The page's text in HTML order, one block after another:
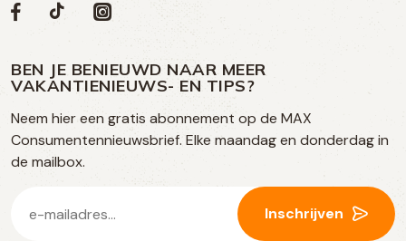
Volg
op
social
media
Social
Volg
op
Facebook
Volg
op
TikTok
Volg
op
Instagram
BEN JE BENIEUWD NAAR MEER
VAKANTIENIEUWS- EN TIPS?
Neem hier een gratis abonnement op de MAX
Consumentennieuwsbrief. Elke maandag en donderdag in
de mailbox.
mailadres
Inschrijven